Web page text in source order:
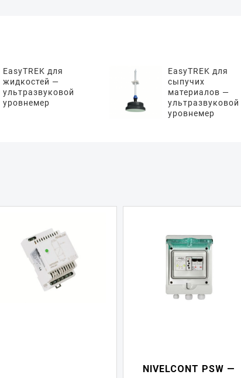
EasyTREK для
жидкостей —
ультразвуковой
уровнемер
EasyTREK для
сыпучих
материалов —
ультразвуковой
уровнемер
NIVELCONT PSW —